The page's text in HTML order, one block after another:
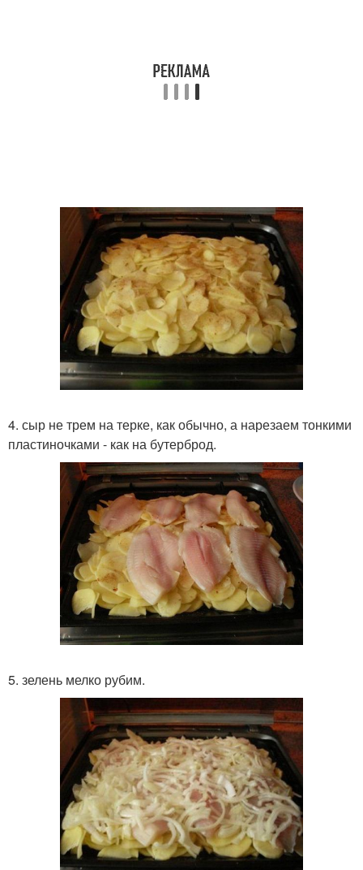
4. сыр не трем на терке, как обычно, а нарезаем тонкими
пластиночками - как на бутерброд.
5. зелень мелко рубим.